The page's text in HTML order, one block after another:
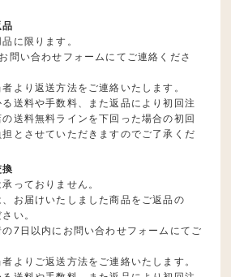
に限ります。
問い合わせフォームにてご連絡くださ
より返送方法をご連絡いたします。
送料や手数料、また返品により初回注
送料無料ラインを下回った場合の初回
とさせていただきますのでご了承くだ
っておりません。
お届けいたしました商品をご返品の
い。
7日以内にお問い合わせフォームにてご
よりご返送方法をご連絡いたします。